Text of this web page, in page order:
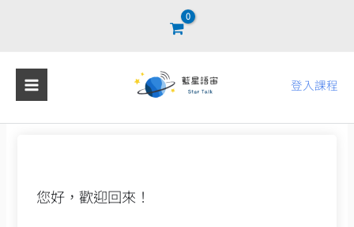
登入課程
您好，歡迎回來！